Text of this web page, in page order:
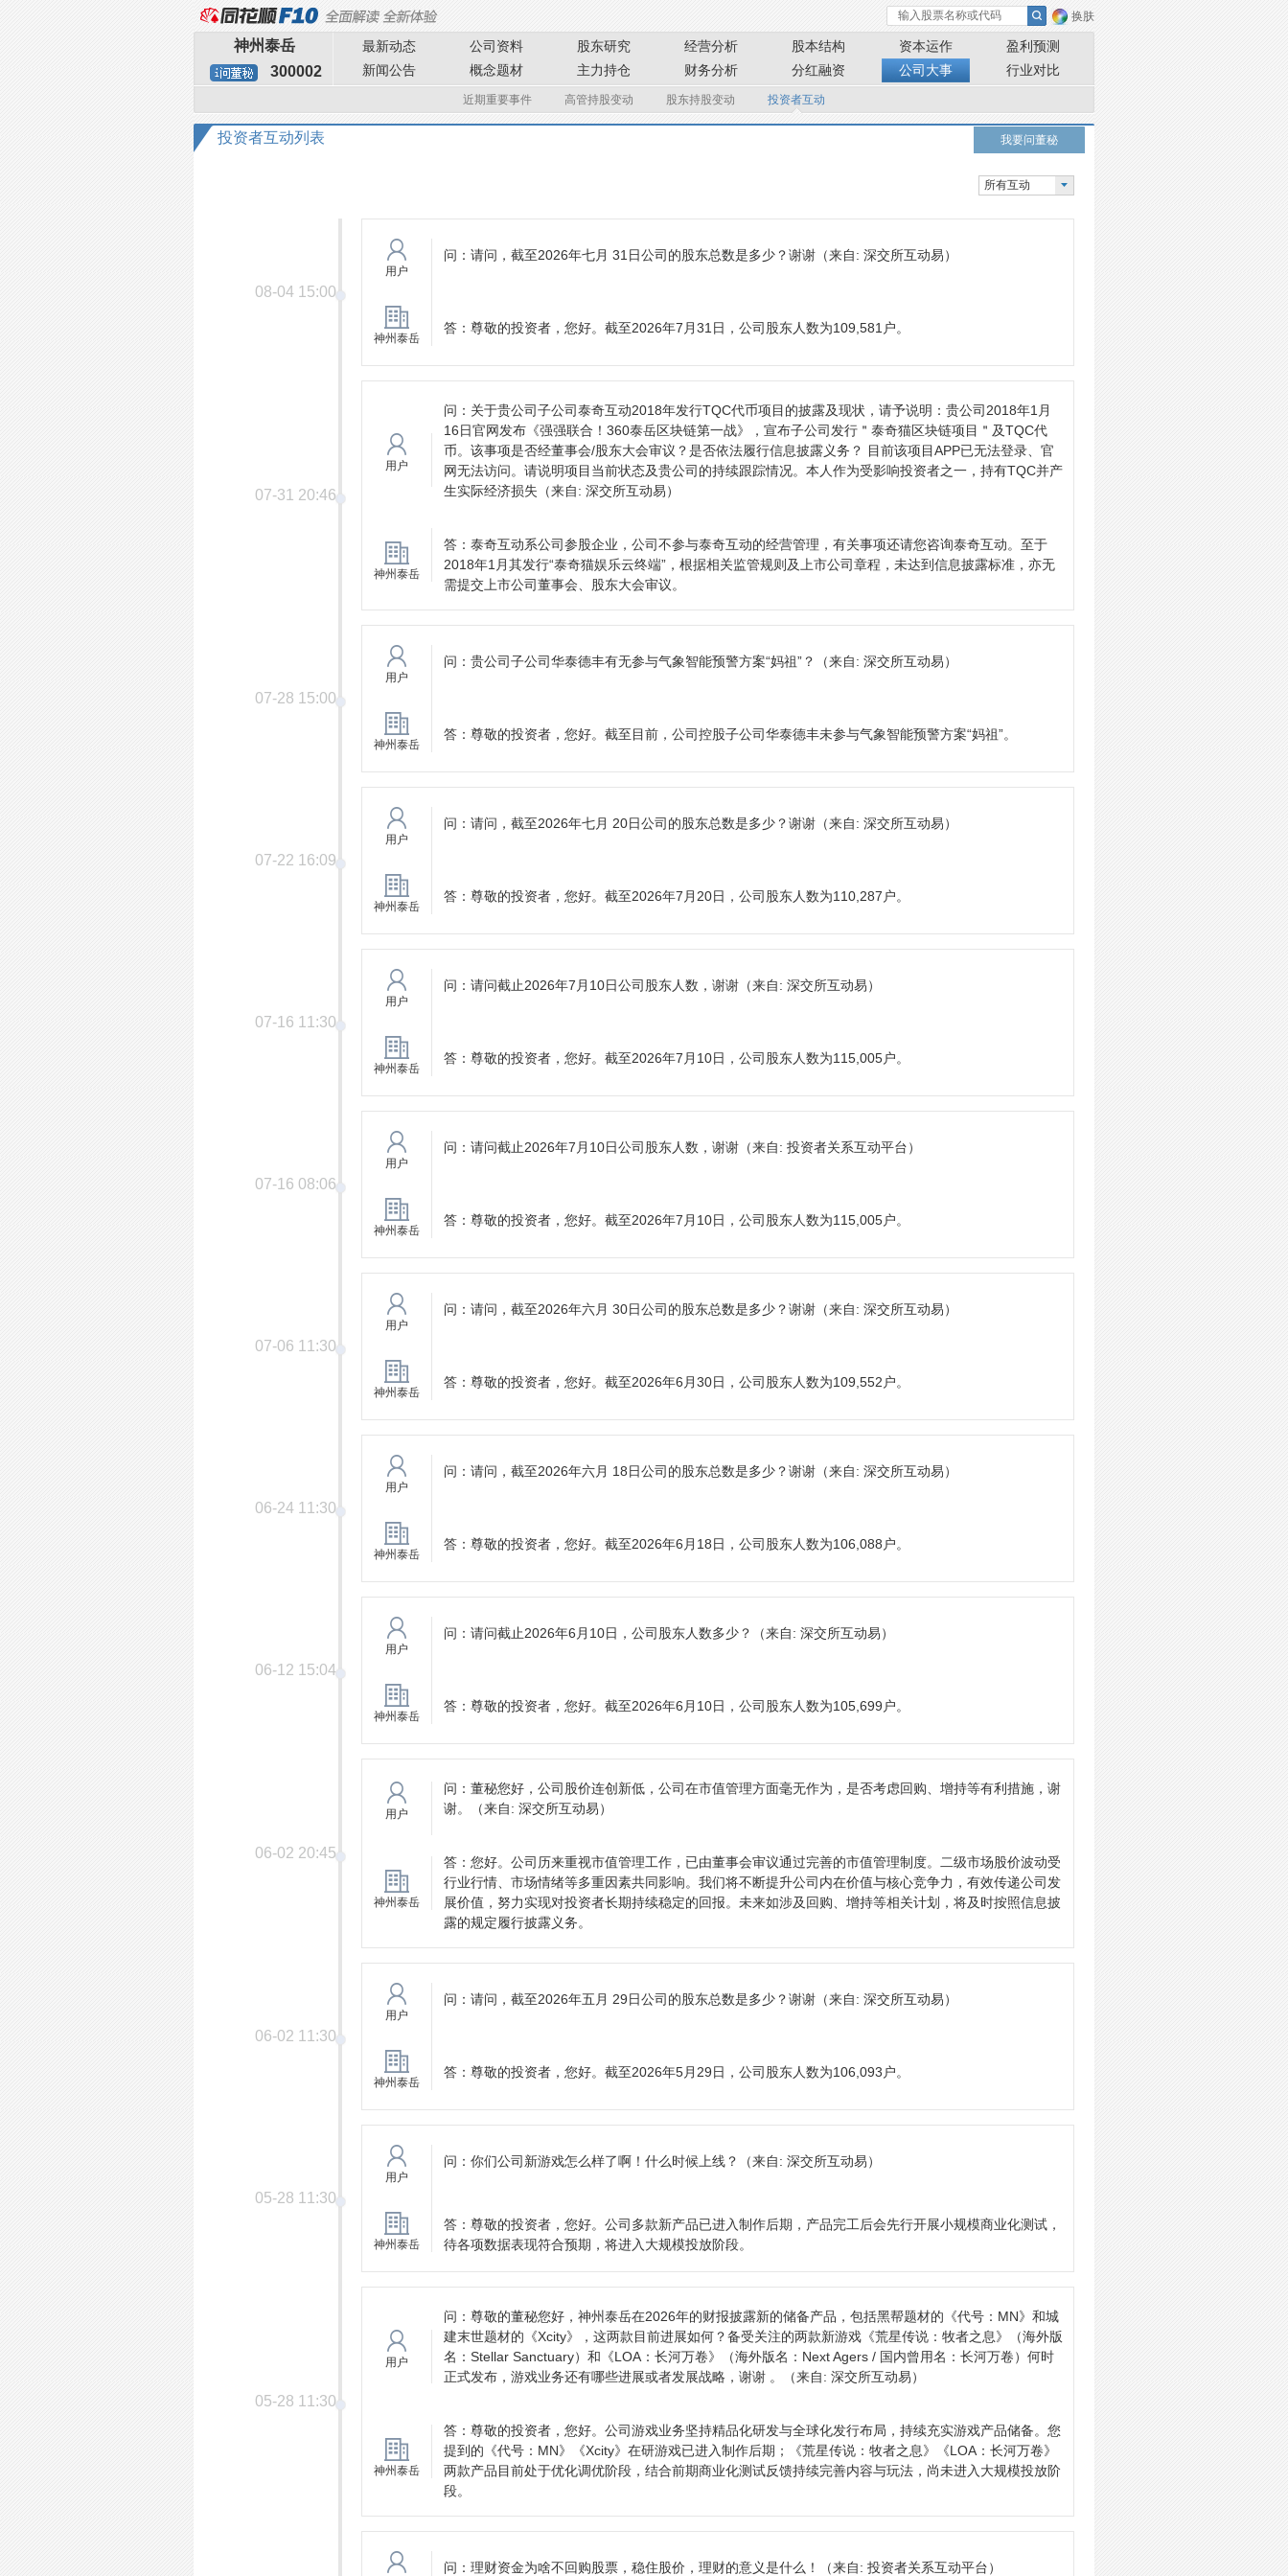
换肤
神州泰岳
300002
最新动态 公司资料 股东研究 经营分析 股本结构 资本运作
盈利预测
新闻公告
概念题材 主力持仓 财务分析 分红融资 公司大事 行业对比
近期重要事件 高管持股变动 股东持股变动 投资者互动
投资者互动列表 我要问董秘
所有互动
08-04 15:00
用户
问： 请问，截至2026年七月 31日公司的股东总数是多少？谢谢 （来自: 深交所互动易）
神州泰岳
答： 尊敬的投资者，您好。截至2026年7月31日，公司股东人数为109,581户。
07-31 20:46
用户
问： 关于贵公司子公司泰奇互动2018年发行TQC代币项目的披露及现状，请予说明：贵公司2018年1月
16日官网发布《强强联合！360泰岳区块链第一战》，宣布子公司发行＂泰奇猫区块链项目＂及TQC代
币。该事项是否经董事会/股东大会审议？是否依法履行信息披露义务？ 目前该项目APP已无法登录、官
网无法访问。请说明项目当前状态及贵公司的持续跟踪情况。本人作为受影响投资者之一，持有TQC并产
生实际经济损失 （来自: 深交所互动易）
神州泰岳
答： 泰奇互动系公司参股企业，公司不参与泰奇互动的经营管理，有关事项还请您咨询泰奇互动。至于
2018年1月其发行“泰奇猫娱乐云终端”，根据相关监管规则及上市公司章程，未达到信息披露标准，亦无
需提交上市公司董事会、股东大会审议。
07-28 15:00
用户
问： 贵公司子公司华泰德丰有无参与气象智能预警方案“妈祖”？ （来自: 深交所互动易）
神州泰岳
答： 尊敬的投资者，您好。截至目前，公司控股子公司华泰德丰未参与气象智能预警方案“妈祖”。
07-22 16:09
用户
问： 请问，截至2026年七月 20日公司的股东总数是多少？谢谢 （来自: 深交所互动易）
神州泰岳
答： 尊敬的投资者，您好。截至2026年7月20日，公司股东人数为110,287户。
07-16 11:30
用户
问： 请问截止2026年7月10日公司股东人数，谢谢 （来自: 深交所互动易）
神州泰岳
答： 尊敬的投资者，您好。截至2026年7月10日，公司股东人数为115,005户。
07-16 08:06
用户
问： 请问截止2026年7月10日公司股东人数，谢谢 （来自: 投资者关系互动平台）
神州泰岳
答： 尊敬的投资者，您好。截至2026年7月10日，公司股东人数为115,005户。
07-06 11:30
用户
问： 请问，截至2026年六月 30日公司的股东总数是多少？谢谢 （来自: 深交所互动易）
神州泰岳
答： 尊敬的投资者，您好。截至2026年6月30日，公司股东人数为109,552户。
06-24 11:30
用户
问： 请问，截至2026年六月 18日公司的股东总数是多少？谢谢 （来自: 深交所互动易）
神州泰岳
答： 尊敬的投资者，您好。截至2026年6月18日，公司股东人数为106,088户。
06-12 15:04
用户
问： 请问截止2026年6月10日，公司股东人数多少？ （来自: 深交所互动易）
神州泰岳
答： 尊敬的投资者，您好。截至2026年6月10日，公司股东人数为105,699户。
06-02 20:45
用户
问： 董秘您好，公司股价连创新低，公司在市值管理方面毫无作为，是否考虑回购、增持等有利措施，谢
谢。
（来自: 深交所互动易）
神州泰岳
答： 您好。公司历来重视市值管理工作，已由董事会审议通过完善的市值管理制度。二级市场股价波动受
行业行情、市场情绪等多重因素共同影响。我们将不断提升公司内在价值与核心竞争力，有效传递公司发
展价值，努力实现对投资者长期持续稳定的回报。未来如涉及回购、增持等相关计划，将及时按照信息披
露的规定履行披露义务。
06-02 11:30
用户
问： 请问，截至2026年五月 29日公司的股东总数是多少？谢谢 （来自: 深交所互动易）
神州泰岳
答： 尊敬的投资者，您好。截至2026年5月29日，公司股东人数为106,093户。
05-28 11:30
用户
问： 你们公司新游戏怎么样了啊！什么时候上线？ （来自: 深交所互动易）
神州泰岳
答： 尊敬的投资者，您好。公司多款新产品已进入制作后期，产品完工后会先行开展小规模商业化测试，
待各项数据表现符合预期，将进入大规模投放阶段。
05-28 11:30
用户
问： 尊敬的董秘您好，神州泰岳在2026年的财报披露新的储备产品，包括黑帮题材的《代号：MN》和城
建末世题材的《Xcity》，这两款目前进展如何？备受关注的两款新游戏《荒星传说：牧者之息》（海外版
名：Stellar Sanctuary）和《LOA：长河万卷》（海外版名：Next Agers / 国内曾用名：长河万卷）何时
正式发布，游戏业务还有哪些进展或者发展战略，谢谢 。
（来自: 深交所互动易）
神州泰岳
答： 尊敬的投资者，您好。公司游戏业务坚持精品化研发与全球化发行布局，持续充实游戏产品储备。您
提到的《代号：MN》《Xcity》在研游戏已进入制作后期；《荒星传说：牧者之息》《LOA：长河万卷》
两款产品目前处于优化调优阶段，结合前期商业化测试反馈持续完善内容与玩法，尚未进入大规模投放阶
段。
问： 理财资金为啥不回购股票，稳住股价，理财的意义是什么！ （来自: 投资者关系互动平台）